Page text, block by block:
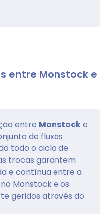
entre Monstock e
entre Monstocke
de fluxos
todo o ciclo de
trocas garantem
e contínua entre a
Monstock e os
geridos através do